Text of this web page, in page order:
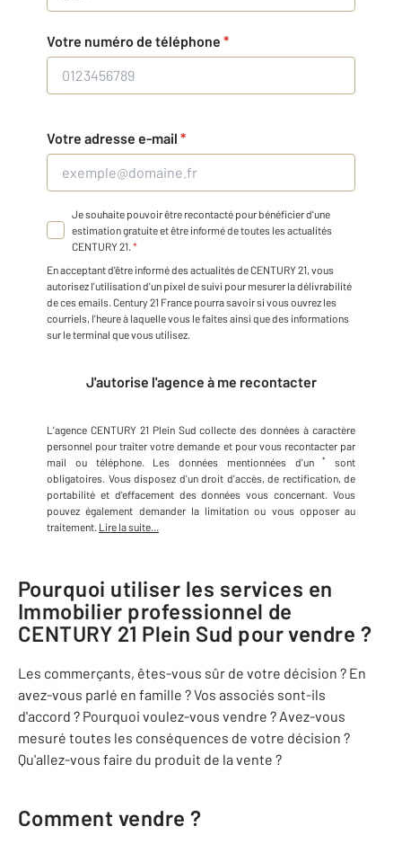
Votre numéro de téléphone *
Votre adresse e-mail *
Je souhaite pouvoir être recontacté pour bénéficier d'une
estimation gratuite et être informé de toutes les actualités
CENTURY 21. *
En acceptant d'être informé des actualités de CENTURY 21, vous
autorisez l'utilisation d'un pixel de suivi pour mesurer la délivrabilité
de ces emails. Century 21 France pourra savoir si vous ouvrez les
courriels, l'heure à laquelle vous le faites ainsi que des informations
sur le terminal que vous utilisez.
J'autorise l'agence à me recontacter
L'agence CENTURY 21 Plein Sud collecte des données à caractère
personnel pour traiter votre demande et pour vous recontacter par
mail ou téléphone. Les données mentionnées d'un *
sont
obligatoires. Vous disposez d'un droit d'accès, de rectification, de
portabilité et d'effacement des données vous concernant. Vous
pouvez également demander la limitation ou vous opposer au
traitement. Lire la suite...
Pourquoi utiliser les services en
Immobilier professionnel de
CENTURY 21 Plein Sud pour vendre ?
Les commerçants, êtes-vous sûr de votre décision ? En
avez-vous parlé en famille ? Vos associés sont-ils
d'accord ? Pourquoi voulez-vous vendre ? Avez-vous
mesuré toutes les conséquences de votre décision ?
Qu'allez-vous faire du produit de la vente ?
Comment vendre ?